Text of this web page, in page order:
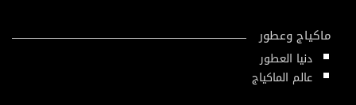
ماكياج وعطور
دنيا العطور
عالم الماكياج